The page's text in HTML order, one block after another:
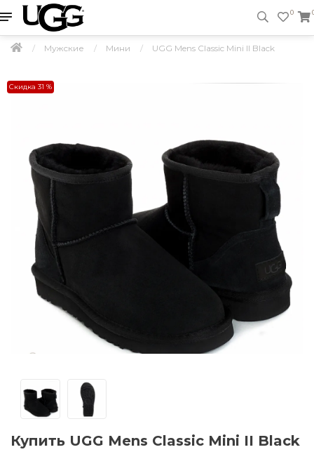
0
Мужские Мини UGG Mens Classic Mini II Black
Скидка 31 %
Купить UGG Mens Classic Mini II Black